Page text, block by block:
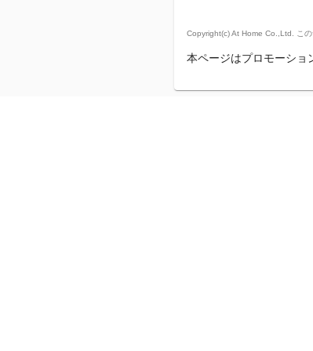
Copyright(c) At Home Co.,Ltd. こ
本ページはプロモーショ